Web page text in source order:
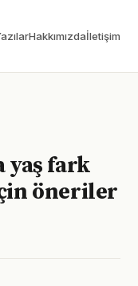
Hakkımızdaİletişim
yaş fark
öneriler